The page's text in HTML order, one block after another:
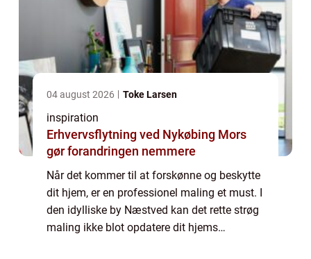
04 august 2026 Toke Larsen
inspiration
Erhvervsflytning ved Nykøbing Mors
gør forandringen nemmere
Når det kommer til at forskønne og beskytte
dit hjem, er en professionel maling et must. I
den idylliske by Næstved kan det rette strøg
maling ikke blot opdatere dit hjems